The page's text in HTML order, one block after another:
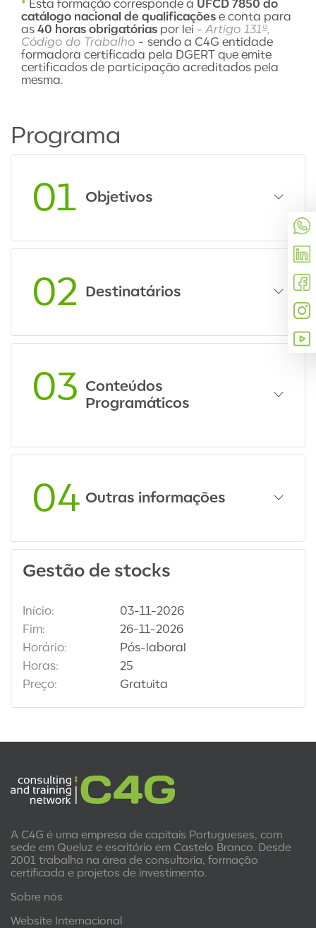
* Esta formação corresponde à UFCD 7850 do
catálogo nacional de qualificações e conta para
as 40 horas obrigatórias por lei - Artigo 131º,
Código do Trabalho - sendo a C4G entidade
formadora certificada pela DGERT que emite
certificados de participação acreditados pela
mesma.
Programa
01 Objetivos
02 Destinatários
03 Conteúdos
Programáticos
04 Outras informações
Gestão de stocks
Início:
03-11-2026
Fim:
26-11-2026
Horário:
Pós-laboral
Horas:
25
Preço:
Gratuita
A C4G é uma empresa de capitais Portugueses, com
sede em Queluz e escritório em Castelo Branco. Desde
2001 trabalha na área de consultoria, formação
certificada e projetos de investimento.
Sobre nós
Website Internacional